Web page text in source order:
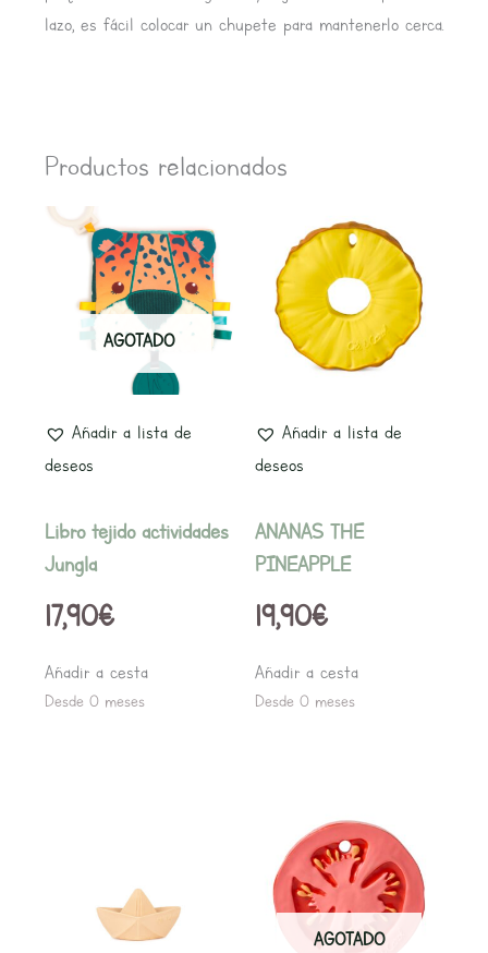
lazo, es fácil colocar un chupete para mantenerlo cerca.
Productos relacionados
AGOTADO
Añadir a lista de
deseos
Libro tejido actividades
Jungla
17,90€
Añadir a cesta
Desde 0 meses
Añadir a lista de
deseos
ANANAS THE
PINEAPPLE
19,90€
Añadir a cesta
Desde 0 meses
AGOTADO